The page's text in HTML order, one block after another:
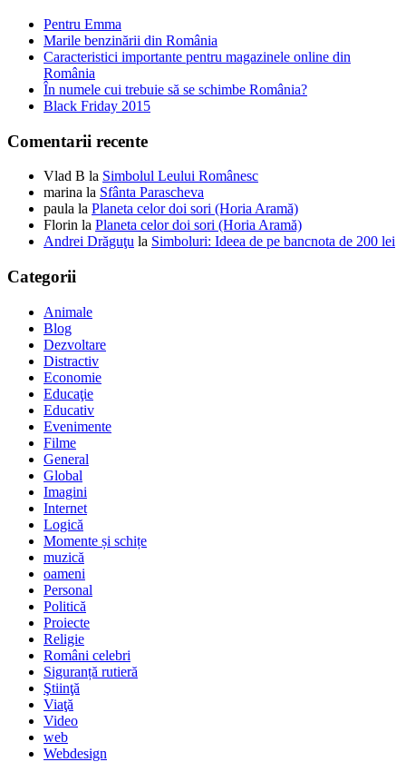
Pentru Emma
Marile benzinării din România
Caracteristici importante pentru magazinele online din
România
În numele cui trebuie să se schimbe România?
Black Friday 2015
Comentarii recente
Vlad B la Simbolul Leului Românesc
marina la Sfânta Parascheva
paula la Planeta celor doi sori (Horia Aramă)
Florin la Planeta celor doi sori (Horia Aramă)
Andrei Drăguţu la Simboluri: Ideea de pe bancnota de 200 lei
Categorii
Animale
Blog
Dezvoltare
Distractiv
Economie
Educaţie
Educativ
Evenimente
Filme
General
Global
Imagini
Internet
Logică
Momente și schițe
muzică
oameni
Personal
Politică
Proiecte
Religie
Români celebri
Siguranță rutieră
Ştiinţă
Viaţă
Video
web
Webdesign